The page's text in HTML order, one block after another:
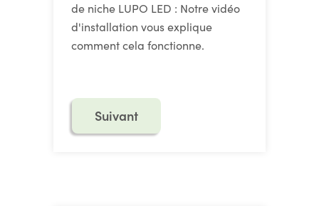
de niche LUPO LED : Notre vidéo
d'installation vous explique
comment cela fonctionne.
Suivant